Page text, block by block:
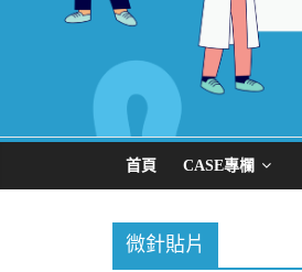
首頁 CASE專欄
微針貼片